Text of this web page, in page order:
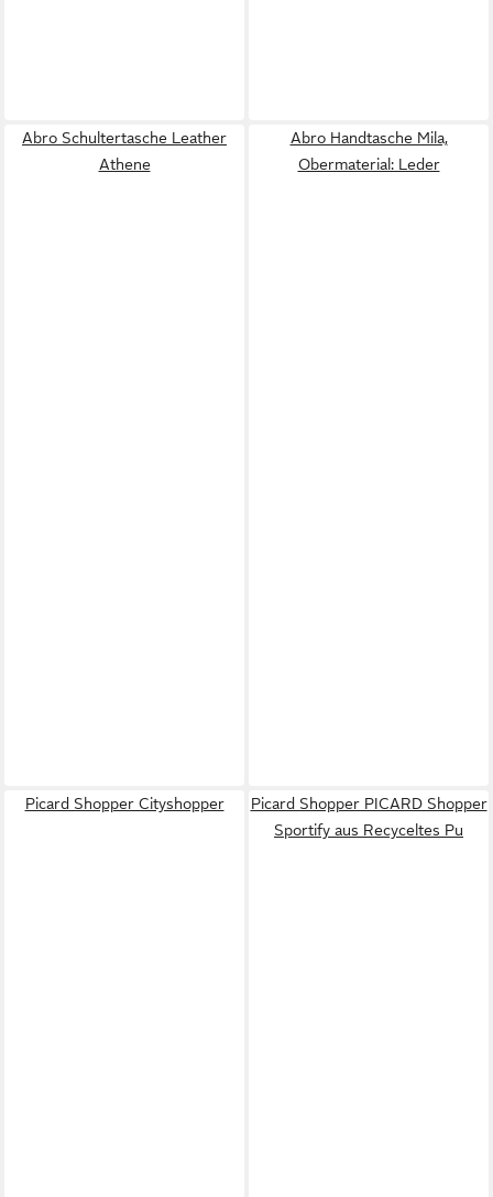
Abro Schultertasche Leather
Athene
Abro Handtasche Mila,
Obermaterial: Leder
Picard Shopper Cityshopper
Picard Shopper PICARD Shopper
Sportify aus Recyceltes Pu